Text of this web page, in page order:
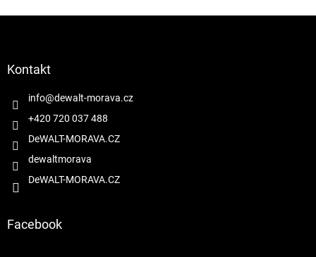
Kontakt
info@dewalt-morava.cz
+420 720 037 488
DeWALT-MORAVA.CZ
dewaltmorava
DeWALT-MORAVA.CZ
Facebook